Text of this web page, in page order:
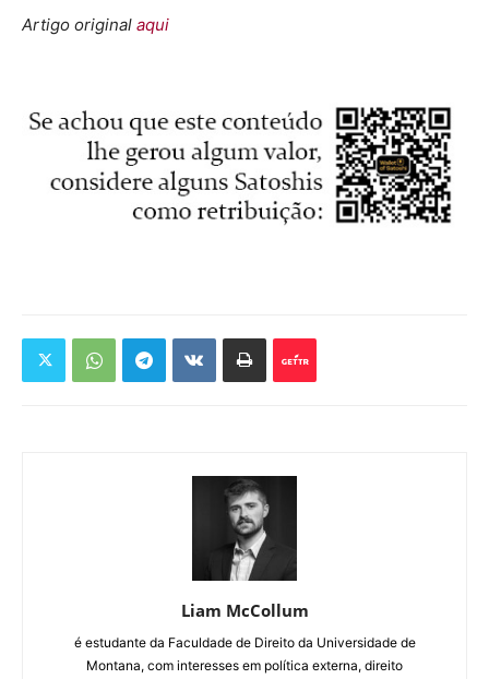
Artigo original aqui
Liam McCollum
é estudante da Faculdade de Direito da Universidade de
Montana, com interesses em política externa, direito